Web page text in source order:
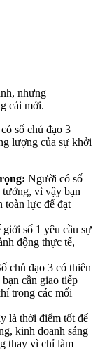
nhưng
cái mới.
số chủ đạo 3
lượng của sự khởi
Người có số
tưởng, vì vậy bạn
toàn lực để đạt
giới số 1 yêu cầu sự
động thực tế,
chủ đạo 3 có thiên
cần giao tiếp
trong các mối
là thời điểm tốt để
kinh doanh sáng
thay vì chỉ làm